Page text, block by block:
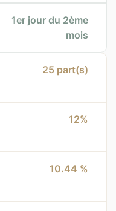
1er jour du 2ème
mois
25 part(s)
12%
10.44 %